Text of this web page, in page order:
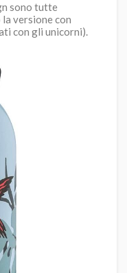
sono tutte
la versione con
con gli unicorni).